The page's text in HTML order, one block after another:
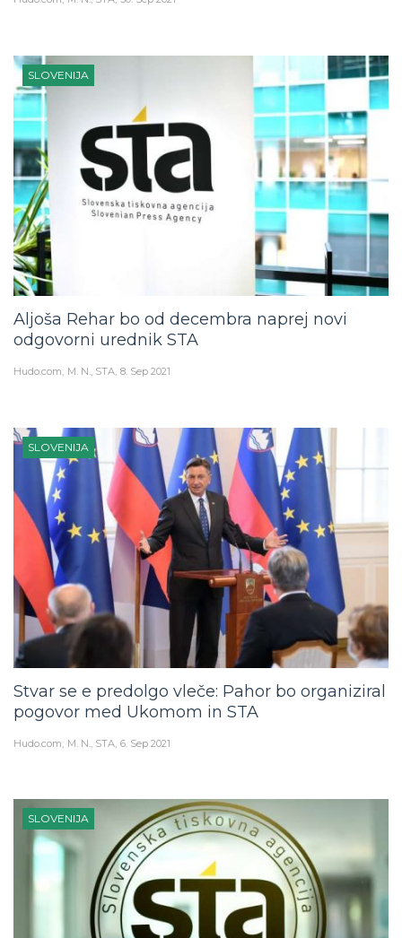
SLOVENIJA
Aljoša Rehar bo od decembra naprej novi
odgovorni urednik STA
Hudo.com M. N., STA 8. Sep 2021
SLOVENIJA
Stvar se e predolgo vleče: Pahor bo organiziral
pogovor med Ukomom in STA
Hudo.com M. N., STA 6. Sep 2021
SLOVENIJA